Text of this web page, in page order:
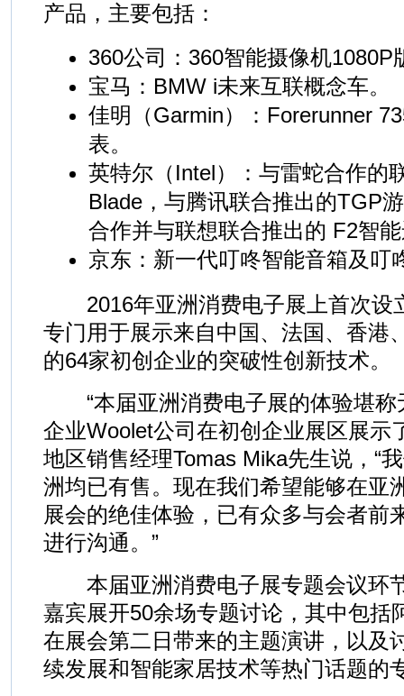
产品，主要包括：
360公司：360智能摄像机1080P
宝马：BMW i未来互联概念车。
佳明（Garmin）：Forerunner
表。
英特尔（Intel）：与雷蛇合作的
Blade，与腾讯联合推出的TGP
合作并与联想联合推出的 F2智
京东：新一代叮咚智能音箱及叮
2016年亚洲消费电子展上首次设
专门用于展示来自中国、法国、香港
的64家初创企业的突破性创新技术。
“本届亚洲消费电子展的体验堪称
企业Woolet公司在初创企业展区展示
地区销售经理Tomas Mika先生说，“
洲均已有售。现在我们希望能够在亚
展会的绝佳体验，已有众多与会者前
进行沟通。”
本届亚洲消费电子展专题会议环
嘉宾展开50余场专题讨论，其中包括
在展会第二日带来的主题演讲，以及
续发展和智能家居技术等热门话题的